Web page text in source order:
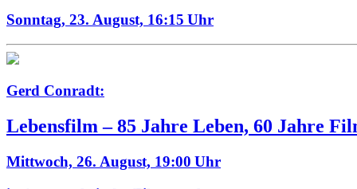
Sonntag, 23. August, 16:15 Uhr
Gerd Conradt:
Lebensfilm – 85 Jahre Leben, 60 Jahre
Mittwoch, 26. August, 19:00 Uhr